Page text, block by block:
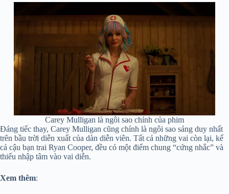
Carey Mulligan là ngôi sao chính của phim
Đáng tiếc thay, Carey Mulligan cũng chính là ngôi sao sáng duy nhất
trên bầu trời diễn xuất của dàn diễn viên. Tất cả những vai còn lại, kể
cả cậu bạn trai Ryan Cooper, đều có một điểm chung “cứng nhắc” và
thiếu nhập tâm vào vai diễn.
Xem thêm: